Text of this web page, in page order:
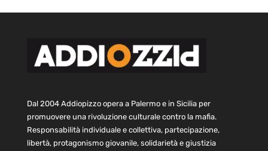
Dal 2004 Addiopizzo opera a Palermo e in Sicilia per
promuovere una rivoluzione culturale contro la mafia.
Responsabilità individuale e collettiva, partecipazione,
libertà, protagonismo giovanile, solidarietà e giustizia